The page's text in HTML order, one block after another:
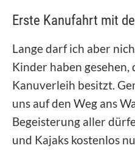
Erste Kanufahrt mit
Lange darf ich aber
Kinder haben gesehen,
Kanuverleih besitzt.
uns auf den Weg ans
Begeisterung aller
und Kajaks kostenlos